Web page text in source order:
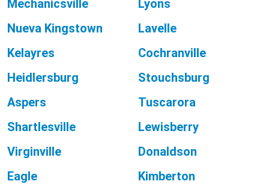
Mechanicsville
Lyons
Nueva Kingstown
Lavelle
Kelayres
Cochranville
Heidlersburg
Stouchsburg
Aspers
Tuscarora
Shartlesville
Lewisberry
Virginville
Donaldson
Eagle
Kimberton